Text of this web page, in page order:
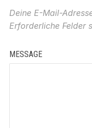
Deine E-Mail-
Erforderliche Felder
MESSAGE